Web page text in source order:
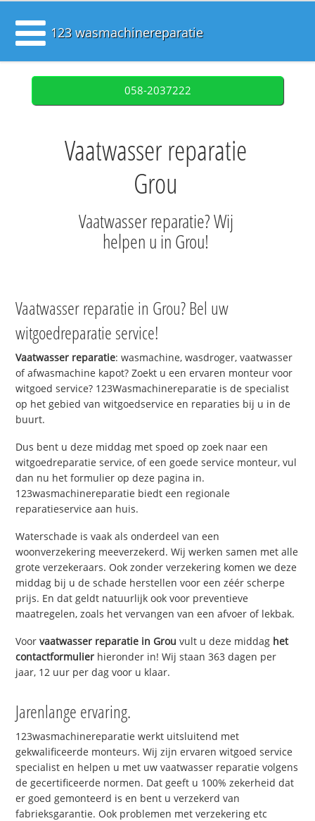
123 wasmachinereparatie
058-2037222
Vaatwasser reparatie
Grou
Vaatwasser reparatie? Wij
helpen u in Grou!
Vaatwasser reparatie in Grou? Bel uw
witgoedreparatie service!
Vaatwasser reparatie: wasmachine, wasdroger, vaatwasser
of afwasmachine kapot? Zoekt u een ervaren monteur voor
witgoed service? 123Wasmachinereparatie is de specialist
op het gebied van witgoedservice en reparaties bij u in de
buurt.
Dus bent u deze middag met spoed op zoek naar een
witgoedreparatie service, of een goede service monteur, vul
dan nu het formulier op deze pagina in.
123wasmachinereparatie biedt een regionale
reparatieservice aan huis.
Waterschade is vaak als onderdeel van een
woonverzekering meeverzekerd. Wij werken samen met alle
grote verzekeraars. Ook zonder verzekering komen we deze
middag bij u de schade herstellen voor een zéér scherpe
prijs. En dat geldt natuurlijk ook voor preventieve
maatregelen, zoals het vervangen van een afvoer of lekbak.
Voorvaatwasser reparatie in Grou vult u deze middag het
contactformulier hieronder in! Wij staan 363 dagen per
jaar, 12 uur per dag voor u klaar.
Jarenlange ervaring.
123wasmachinereparatie werkt uitsluitend met
gekwalificeerde monteurs. Wij zijn ervaren witgoed service
specialist en helpen u met uw vaatwasser reparatie volgens
de gecertificeerde normen. Dat geeft u 100% zekerheid dat
er goed gemonteerd is en bent u verzekerd van
fabrieksgarantie. Ook problemen met verzekering etc